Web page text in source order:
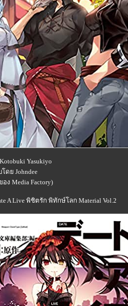
Yasukiyo
ดย Johndee
อง Media Factory)
A Live พิชิตรัก พิทักษ์โลก Material Vol.2